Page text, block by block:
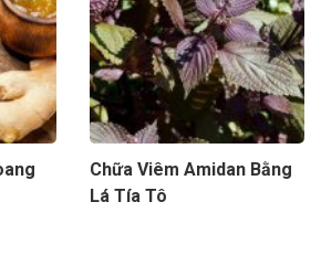
Chữa Viêm Amidan Bằng
Lá Tía Tô